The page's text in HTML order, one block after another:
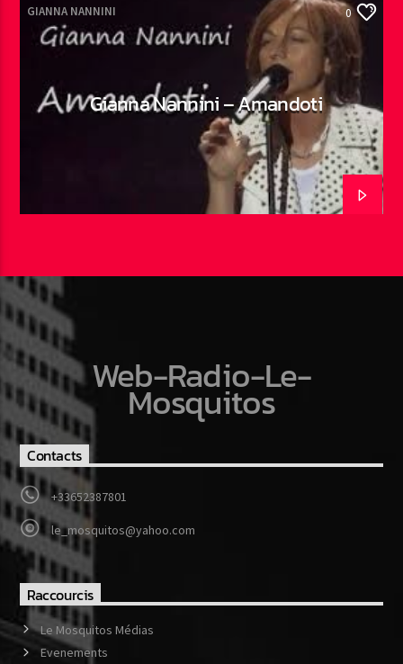
GIANNA NANNINI 0
Gianna Nannini – Amandoti
Web-Radio-Le-
Mosquitos
Contacts
+33652387801
le_mosquitos@yahoo.com
Raccourcis
Le Mosquitos Médias
Evenements